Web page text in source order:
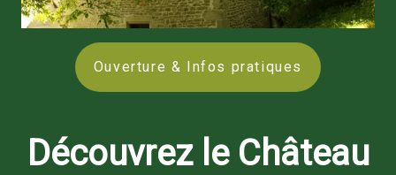
Ouverture & Infos pratiques
Découvrez le Château